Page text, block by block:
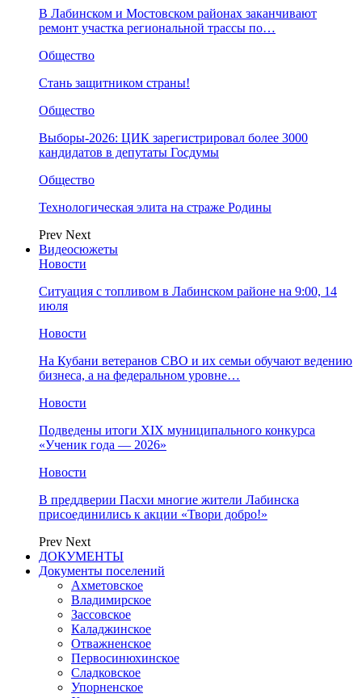
В Лабинском и Мостовском районах заканчивают
ремонт участка региональной трассы по…
Общество
Стань защитником страны!
Общество
Выборы-2026: ЦИК зарегистрировал более 3000
кандидатов в депутаты Госдумы
Общество
Технологическая элита на страже Родины
Prev Next
Видеосюжеты
Новости
Ситуация с топливом в Лабинском районе на 9:00, 14
июля
Новости
На Кубани ветеранов СВО и их семьи обучают ведению
бизнеса, а на федеральном уровне…
Новости
Подведены итоги XIX муниципального конкурса
«Ученик года — 2026»
Новости
В преддверии Пасхи многие жители Лабинска
присоединились к акции «Твори добро!»
Prev Next
ДОКУМЕНТЫ
Документы поселений
Ахметовское
Владимирское
Зассовское
Каладжинское
Отважненское
Первосинюхинское
Сладковское
Упорненское